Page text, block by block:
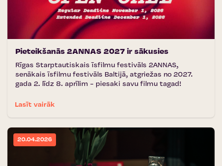
Pieteikšanās 2ANNAS 2027 ir sākusies
Rīgas Starptautiskais īsfilmu festivāls 2ANNAS,
senākais īsfilmu festivāls Baltijā, atgriežas no 2027.
gada 2. līdz 8. aprīlim - piesaki savu filmu tagad!
Lasīt vairāk
20.04.2026